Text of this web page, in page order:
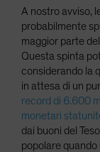
A nostro avviso,
probabilmente
maggior parte
Questa spinta
considerando la
in attesa di un
record di 6.600
monetari
dai buoni del
popolare